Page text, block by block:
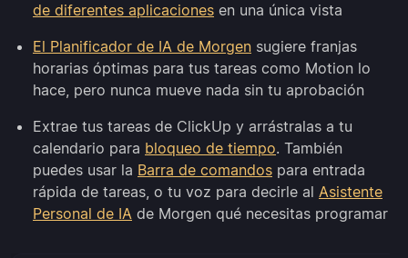
de diferentes aplicaciones en una única vista
El Planificador de IA de Morgen sugiere franjas
horarias óptimas para tus tareas como Motion lo
hace, pero nunca mueve nada sin tu aprobación
Extrae tus tareas de ClickUp y arrástralas a tu
calendario para bloqueo de tiempo. También
puedes usar la Barra de comandos para entrada
rápida de tareas, o tu voz para decirle al Asistente
Personal de IA de Morgen qué necesitas programar